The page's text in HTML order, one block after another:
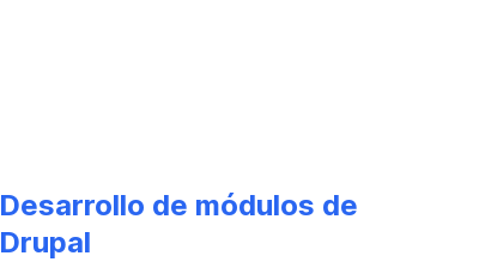
Desarrollo de módulos de
Drupal